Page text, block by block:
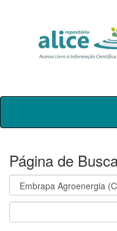
Skip
Página de